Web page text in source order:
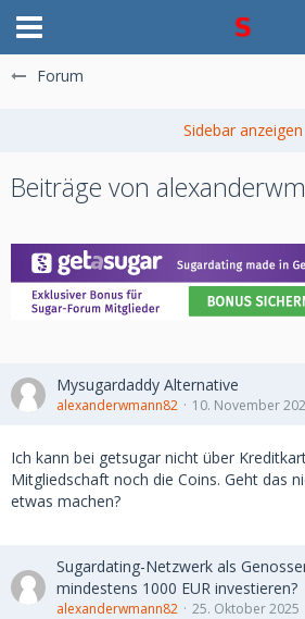
Forum
Beiträge von
Mysugardaddy Alternative
alexanderwmann82 10. November
Ich kann bei getsugar nicht über
Mitgliedschaft noch die Coins. Geht das
etwas machen?
Sugardating-Netzwerk als
mindestens 1000 EUR investieren?
alexanderwmann82 25. Oktober 2025